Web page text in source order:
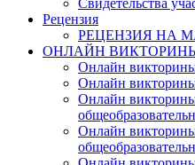
Свидетельства
Рецензия
РЕЦЕНЗИЯ НА
ОНЛАЙН
Онлайн
Онлайн
Онлайн
Онлайн